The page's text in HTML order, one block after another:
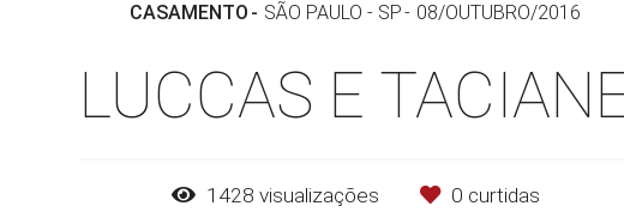
CASAMENTO SÃO PAULO - SP 08/OUTUBRO/2016
LUCCAS E
1428 visualizações 0 curtidas